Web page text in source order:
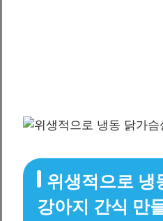
위생적으로 냉
강아지 간식 만